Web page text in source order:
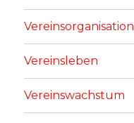
Vereinsorganisation
Vereinsleben
Vereinswachstum